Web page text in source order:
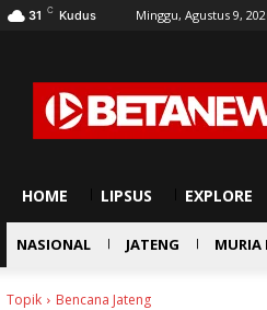
31 C Kudus Minggu, Agustus 9,
HOME LIPSUS EXPLORE
NASIONAL JATENG MURIA
Topik Bencana Jateng